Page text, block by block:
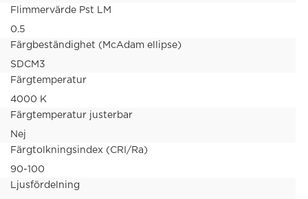
Flimmervärde Pst LM
0.5
Färgbeständighet (McAdam ellipse)
SDCM3
Färgtemperatur
4000 K
Färgtemperatur justerbar
Nej
Färgtolkningsindex (CRI/Ra)
90-100
Ljusfördelning